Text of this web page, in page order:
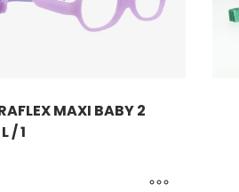
MAXI BABY 2
/ 1